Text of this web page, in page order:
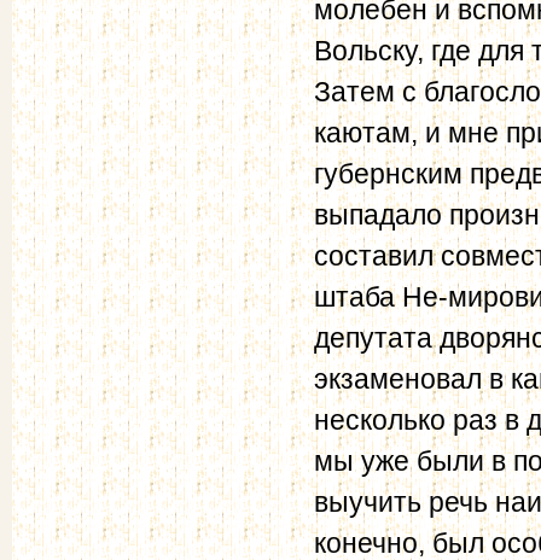
молебен и
Вольску, где
Затем с
каютам, и мне
губернским
выпадало
составил
штаба Не-
депутата
экзаменовал в
несколько раз в
мы уже были в
выучить речь
конечно, был